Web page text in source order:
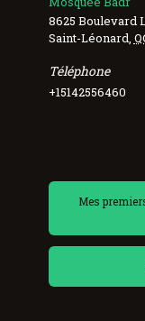
8625 Boulevard
Saint-Léonard
Téléphone
+15142556460
Mes